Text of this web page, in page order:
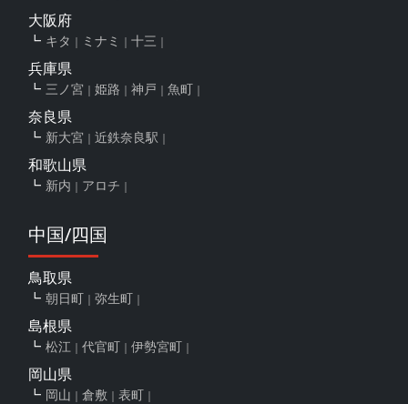
大阪府
キタ ミナミ 十三
兵庫県
三ノ宮 姫路 神戸 魚町
奈良県
新大宮 近鉄奈良駅
和歌山県
新内 アロチ
中国/四国
鳥取県
朝日町 弥生町
島根県
松江 代官町 伊勢宮町
岡山県
岡山 倉敷 表町